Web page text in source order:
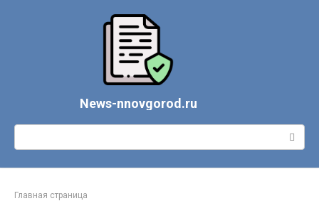
News-nnovgorod.ru
Поиск:
Главная страница